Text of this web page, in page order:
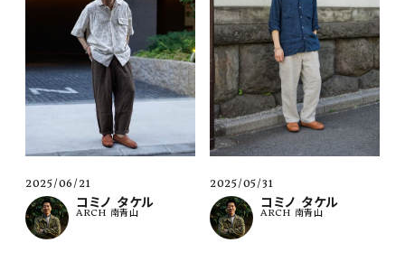
2025/06/21
コミノ タケル
ARCH 南青山
2025/05/31
コミノ タケル
ARCH 南青山